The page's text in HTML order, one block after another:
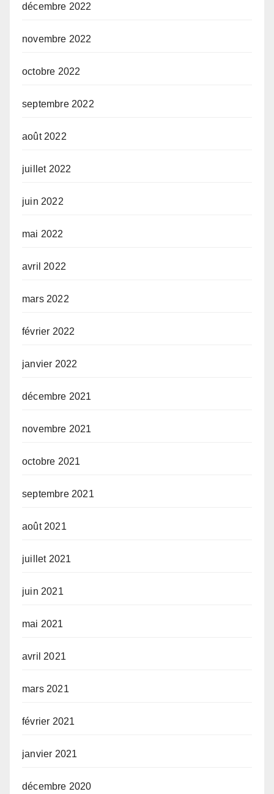
décembre 2022
novembre 2022
octobre 2022
septembre 2022
août 2022
juillet 2022
juin 2022
mai 2022
avril 2022
mars 2022
février 2022
janvier 2022
décembre 2021
novembre 2021
octobre 2021
septembre 2021
août 2021
juillet 2021
juin 2021
mai 2021
avril 2021
mars 2021
février 2021
janvier 2021
décembre 2020